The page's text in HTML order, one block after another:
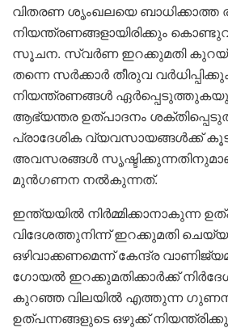
വിതരണ ശൃംഖലയെ ബാധിക്കാത്ത
നിയന്ത്രണങ്ങളായിരിക്കും
സൂചന. സ്വർണ ഇറക്കുമതി
തന്നെ സർക്കാർ തീരുവ
നിയന്ത്രണങ്ങൾ ഏർപ്പെടുത്തുകയും
ആഭ്യന്തര ഉത്പാദനം
പ്രാദേശിക വ്യവസായങ്ങൾക്ക്
അവസരങ്ങൾ
മുൻഗണന നൽകുന്നത്.
ഇന്ത്യയിൽ നിർമ്മിക്കാനാകുന്ന
വിദേശത്തുനിന്ന് ഇറക്കുമതി
ഒഴിവാക്കണമെന്ന് കേന്ദ്ര
ഗോയൽ ഇറക്കുമതിക്കാർക്ക്
കുറഞ്ഞ വിലയിൽ എത്തുന്ന
ഉത്പന്നങ്ങളുടെ ഒഴുക്ക്